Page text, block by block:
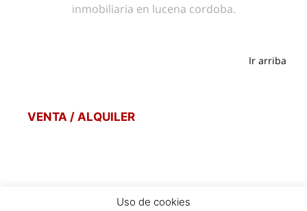
inmobiliaria en lucena cordoba.
Ir arriba
VENTA / ALQUILER
POLITICA DE PRIVACIDAD
Uso de cookies